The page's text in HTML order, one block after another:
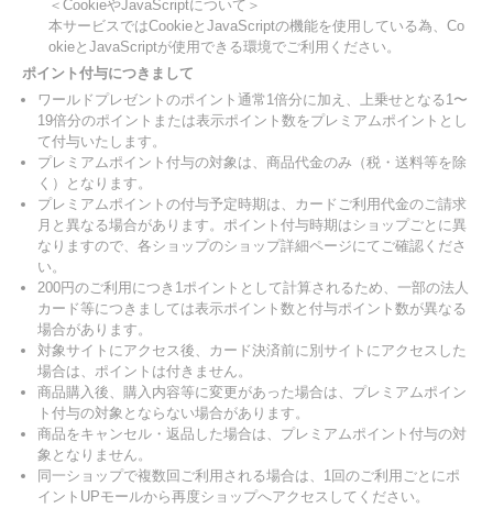
＜CookieやJavaScriptについて＞
本サービスではCookieとJavaScriptの機能を使用している為、Co
okieとJavaScriptが使用できる環境でご利用ください。
ポイント付与につきまして
ワールドプレゼントのポイント通常1倍分に加え、上乗せとなる1〜
19倍分のポイントまたは表示ポイント数をプレミアムポイントとし
て付与いたします。
プレミアムポイント付与の対象は、商品代金のみ（税・送料等を除
く）となります。
プレミアムポイントの付与予定時期は、カードご利用代金のご請求
月と異なる場合があります。ポイント付与時期はショップごとに異
なりますので、各ショップのショップ詳細ページにてご確認くださ
い。
200円のご利用につき1ポイントとして計算されるため、一部の法人
カード等につきましては表示ポイント数と付与ポイント数が異なる
場合があります。
対象サイトにアクセス後、カード決済前に別サイトにアクセスした
場合は、ポイントは付きません。
商品購入後、購入内容等に変更があった場合は、プレミアムポイン
ト付与の対象とならない場合があります。
商品をキャンセル・返品した場合は、プレミアムポイント付与の対
象となりません。
同一ショップで複数回ご利用される場合は、1回のご利用ごとにポ
イントUPモールから再度ショップへアクセスしてください。